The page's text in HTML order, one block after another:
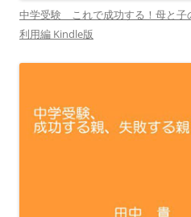
中学受験 これで成功する！母と子
利用編 Kindle版